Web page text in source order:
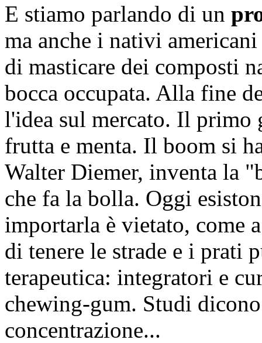
E stiamo parlando di un
ma anche i nativi
di masticare dei composti
bocca occupata. Alla fine
l'idea sul mercato. Il
frutta e menta. Il boom si
Walter Diemer, inventa la
che fa la bolla. Oggi
importarla è vietato, come
di tenere le strade e i
terapeutica: integratori e
chewing-gum. Studi
concentrazione...